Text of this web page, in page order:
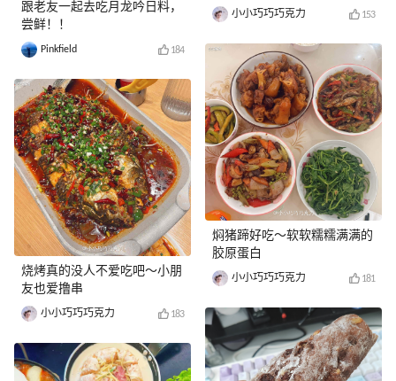
跟老友一起去吃月龙吟日料，
尝鲜！！
Pinkfield 184
烧烤真的没人不爱吃吧～小朋
友也爱撸串
小小巧巧巧克力 183
小小巧巧巧克力 153
焖猪蹄好吃～软软糯糯满满的
胶原蛋白
小小巧巧巧克力 181